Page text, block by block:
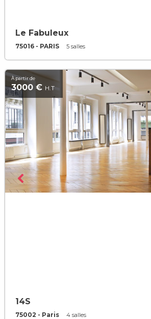
Le Fabuleux
75016 - PARIS 5 salles
À partir de
3000 € H.T
14S
75002 - Paris 4 salles